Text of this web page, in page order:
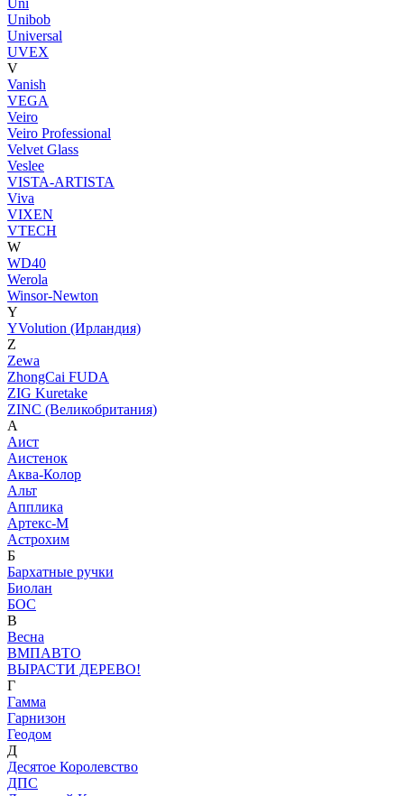
Uni
Unibob
Universal
UVEX
V
Vanish
VEGA
Veiro
Veiro Professional
Velvet Glass
Veslee
VISTA-ARTISTA
Viva
VIXEN
VTECH
W
WD40
Werola
Winsor-Newton
Y
YVolution (Ирландия)
Z
Zewa
ZhongCai FUDA
ZIG Kuretake
ZINC (Великобритания)
А
Аист
Аистенок
Аква-Колор
Альт
Апплика
Артекс-М
Астрохим
Б
Бархатные ручки
Биолан
БОС
В
Весна
ВМПАВТО
ВЫРАСТИ ДЕРЕВО!
Г
Гамма
Гарнизон
Геодом
Д
Десятое Королевство
ДПС